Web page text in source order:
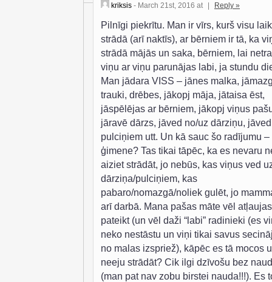
kriksis - March 21st, 2016 at | Reply »
Pilnīgi piekrītu. Man ir vīrs, kurš visu
strādā (arī naktīs), ar bērniem ir tā, ka
strādā mājās un saka, bērniem, lai
viņu ar viņu parunājas labi, ja stundu
Man jādara VISS – jānes malka,
trauki, drēbes, jākopj māja, jātaisa ēst,
jāspēlējas ar bērniem, jākopj viņus
jāravē dārzs, jāved no/uz dārziņu,
pulciņiem utt. Un kā sauc šo radījumu –
ģimene? Tas tikai tāpēc, ka es nevaru
aiziet strādāt, jo nebūs, kas viņus ved
dārziņa/pulciņiem, kas
pabaro/nomazgā/noliek gulēt, jo
arī darbā. Mana pašas māte vēl atļaujas
pateikt (un vēl daži “labi” radinieki (es
neko nestāstu un viņi tikai savus
no malas izspriež), kāpēc es tā mocos
neeju strādāt? Cik ilgi dzīvošu bez
(man pat nav zobu birstei nauda!!!). Es